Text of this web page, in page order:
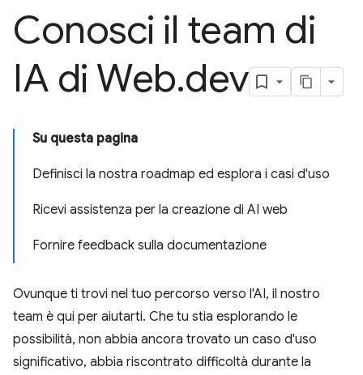
Conosci il team di
IA di Web.dev
Su questa pagina
Definisci la nostra roadmap ed esplora i casi d'uso
Ricevi assistenza per la creazione di AI web
Fornire feedback sulla documentazione
Ovunque ti trovi nel tuo percorso verso l'AI, il nostro
team è qui per aiutarti. Che tu stia esplorando le
possibilità, non abbia ancora trovato un caso d'uso
significativo, abbia riscontrato difficoltà durante la